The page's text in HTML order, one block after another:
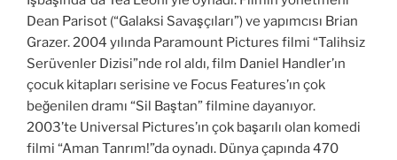
Dean Parisot (“Galaksi Savaşçıları”) ve yapımcısı Brian
Grazer. 2004 yılında Paramount Pictures filmi “Talihsiz
Serüvenler Dizisi”nde rol aldı, film Daniel Handler’ın
çocuk kitapları serisine ve Focus Features’ın çok
beğenilen dramı “Sil Baştan” filmine dayanıyor.
2003’te Universal Pictures’ın çok başarılı olan komedi
filmi “Aman Tanrım!”da oynadı. Dünya çapında 470